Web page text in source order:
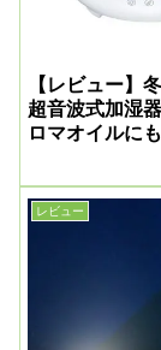
【レビュー】
超音波式加湿
ロマオイルに
レビュー